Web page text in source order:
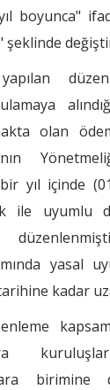
boyunca"
şeklinde
olan
yıl içinde
ile uyumlu
yasal
kadar
birimine